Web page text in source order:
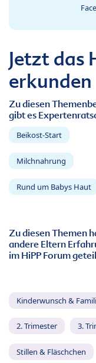
Jetzt das
erkunden
Zu diesen
gibt es
Beikost-Start
Milchnahrung
Rund um Babys Haut
Zu diesen Themen
andere Eltern
im HiPP Forum
Kinderwunsch &
2. Trimester 3.
Stillen & Fläschchen